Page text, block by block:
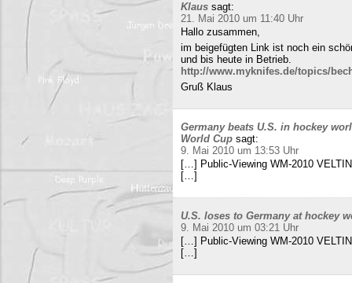
Klaus sagt:
21. Mai 2010 um 11:40 Uhr
Hallo zusammen,
im beigefügten Link ist noch ein
und bis heute in Betrieb.
http://www.myknifes.de/topics/
Gruß Klaus
Germany beats U.S. in hockey
World Cup sagt:
9. Mai 2010 um 13:53 Uhr
[…] Public-Viewing WM-2010
[…]
U.S. loses to Germany at hockey
9. Mai 2010 um 03:21 Uhr
[…] Public-Viewing WM-2010
[…]